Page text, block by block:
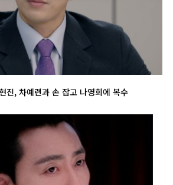
진, 차예련과 손 잡고 나영희에 복수